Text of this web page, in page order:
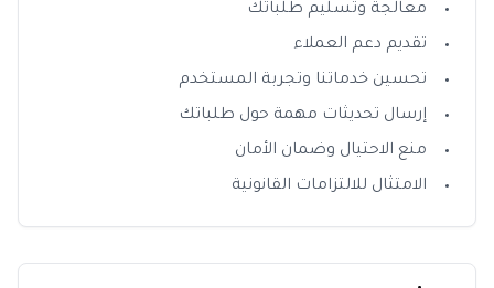
معالجة وتسليم طلباتك
تقديم دعم العملاء
تحسين خدماتنا وتجربة المستخدم
إرسال تحديثات مهمة حول طلباتك
منع الاحتيال وضمان الأمان
الامتثال للالتزامات القانونية